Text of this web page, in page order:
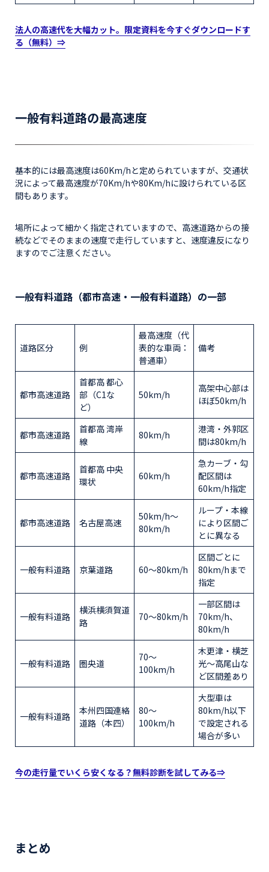
法人の高速代を大幅カット。限定資料を今すぐダウンロードす
る （無料） ⇒
一般有料道路の最高速度
基本的には最高速度は60Km/hと定められていますが、交通状
況によって最高速度が70Km/hや80Km/hに設けられている区
間もあります。
場所によって細かく指定されていますので、高速道路からの接
続などでそのままの速度で走行していますと、速度違反になり
ますのでご注意ください。
一般有料道路（都市高速・一般有料道路）の一部
道路区分 例
最高速度（代
表的な車両：
普通車）
備考
都市高速道路
首都高 都心
部（C1な
ど）
50km/h
高架中心部は
ほぼ50km/h
都市高速道路
首都高 湾岸
線
80km/h
港湾・外郭区
間は80km/h
都市高速道路
首都高 中央
環状
60km/h
急カーブ・勾
配区間は
60km/h指定
都市高速道路 名古屋高速
50km/h～
80km/h
ループ・本線
により区間ご
とに異なる
一般有料道路 京葉道路 60～80km/h
区間ごとに
80km/hまで
指定
一般有料道路
横浜横須賀道
路
70～80km/h
一部区間は
70km/h、
80km/h
一般有料道路 圏央道
70～
100km/h
木更津・横芝
光～高尾山な
ど区間差あり
一般有料道路
本州四国連絡
道路（本四）
80～
100km/h
大型車は
80km/h以下
で設定される
場合が多い
今の走行量でいくら安くなる？無料診断を試してみる⇒
まとめ